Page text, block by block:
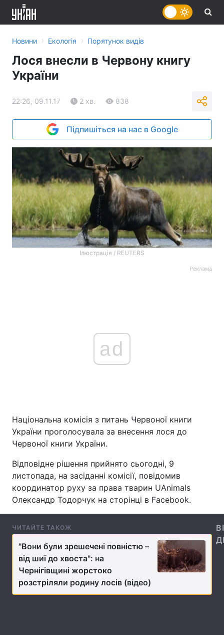
Головна Війна
Україна Політика
Економіка Світ
Спорт
Техно і зв'язок Лайт
Новини › Екологія › Порятунок видів
Лося внесли в Червону книгу
України
22:26, 09.11.17 2 хв. 838
Підпишіться на нас в Google
Ілюстрація / REUTERS
Реклама
ad
Національна комісія з питань Червоної книги
України проголосувала за внесення лося до
Червоної книги України.
Відповідне рішення прийнято сьогодні, 9
листопада, на засіданні комісії, повідомив
координатор руху за права тварин UAnimals
Олександр Тодорчук на сторінці в Facebook.
ЧИТАЙТЕ ТАКОЖ
"Вони були зрешечені повністю –
від шиї до хвоста": на
Чернігівщині жорстоко
розстріляли родину лосів (відео)